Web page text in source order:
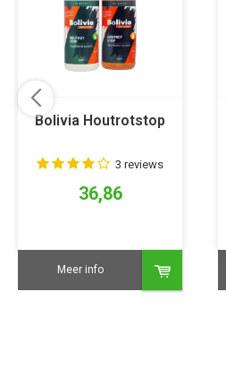
Bolivia Houtrotstop
3 reviews
36,86
Meer info